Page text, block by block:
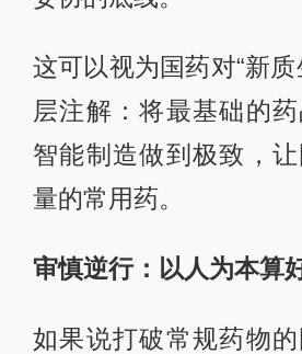
这可以视为国药对“新
层注解：将最基础的
智能制造做到极致，
量的常用药。
审慎逆行：以人为本算
如果说打破常规药物